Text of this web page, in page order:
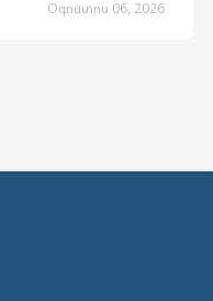
Օգոստոս 06, 2026